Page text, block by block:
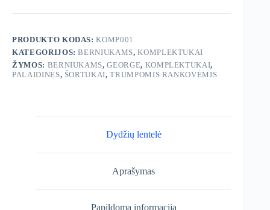
PRODUKTO KODAS:KOMP001
KATEGORIJOS:BERNIUKAMS,KOMPLEKTUKAI
ŽYMOS: BERNIUKAMS,GEORGE, KOMPLEKTUKAI,
PALAIDINĖS, ŠORTUKAI,TRUMPOMIS RANKOVĖMIS
Dydžių lentelė
Aprašymas
Papildoma informacija